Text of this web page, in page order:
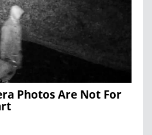
Photos Are Not For